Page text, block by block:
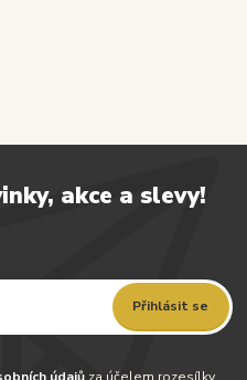
akce a slevy!
Přihlásit se
údajů za účelem rozesílky